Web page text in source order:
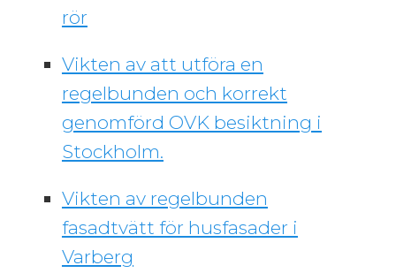
rör
Vikten av att utföra en
regelbunden och korrekt
genomförd OVK besiktning i
Stockholm.
Vikten av regelbunden
fasadtvätt för husfasader i
Varberg